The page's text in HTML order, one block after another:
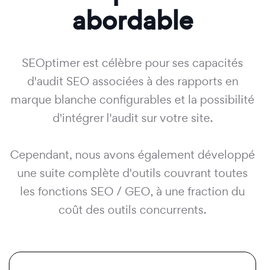
abordable
SEOptimer est célèbre pour ses capacités
d'audit SEO associées à des rapports en
marque blanche configurables et la possibilité
d'intégrer l'audit sur votre site.
Cependant, nous avons également développé
une suite complète d'outils couvrant toutes
les fonctions SEO / GEO, à une fraction du
coût des outils concurrents.